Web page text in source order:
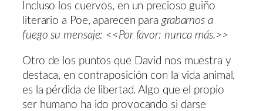
Incluso los cuervos, en un precioso guiño
literario a Poe, aparecen paragrabarnos a
fuego su mensaje: <<Por favor: nunca más.>>
Otro de los puntos que David nos muestra y
destaca, en contraposición con la vida animal,
es la pérdida de libertad. Algo que el propio
ser humano ha ido provocando si darse